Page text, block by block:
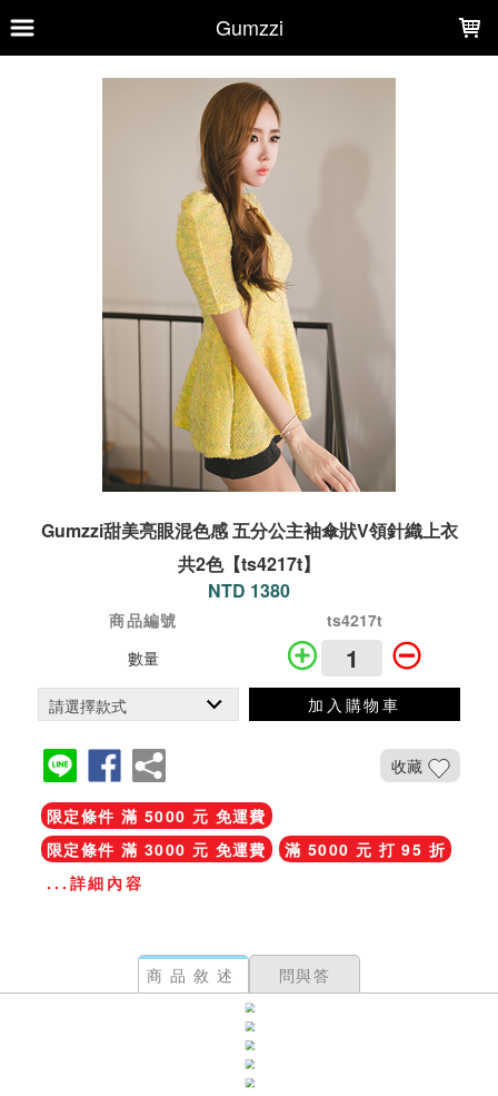
Gumzzi
Gumzzi甜美亮眼混色感 五分公主袖傘狀V領針織上衣
共2色【ts4217t】
NTD 1380
商品編號
ts4217t
數量
加入購物車
收藏
限定條件 滿 5000 元 免運費
限定條件 滿 3000 元 免運費
滿 5000 元 打 95 折
...詳細內容
商品敘述 問與答